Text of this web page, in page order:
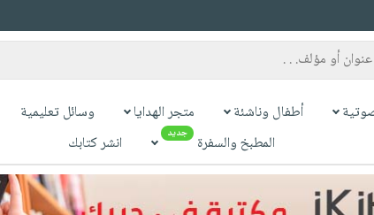
أطفال وناشئة متجر الهدايا وسائل تعليمية
المطبخ والسفرة جديد انشر كتابك